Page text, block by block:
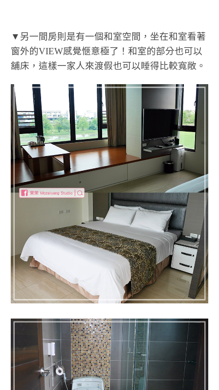
▼另一間房則是有一個和室空間，坐在和室看著
窗外的VIEW感覺愜意極了！和室的部分也可以
舖床，這樣一家人來渡假也可以睡得比較寬敞。